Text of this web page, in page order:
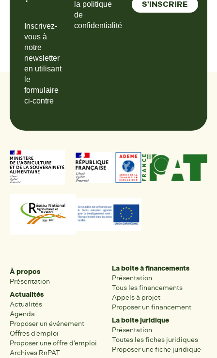
Inscrivez-
vous à
notre
newsletter
en utilisant
le
formulaire
ci-contre
la politique
de
confidentialité
À propos
Présentation
Actualités
Actualités
Agenda
Proposer un événement
Offres d’emploi
Proposer une offre d’emploi
Archives RnPAT
La boite à financements
Présentation
Tous les financements
Appels à projet
Proposer un financement
La boite juridique
Présentation
Toutes les fiches juridiques
Proposer une fiche juridique